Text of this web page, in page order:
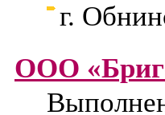
г.
ООО